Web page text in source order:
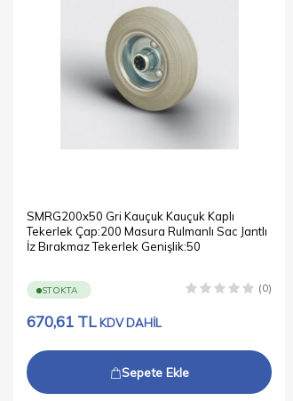
SMRG200x50 Gri Kauçuk Kauçuk Kaplı
Tekerlek Çap:200 Masura Rulmanlı Sac Jantlı
İz Bırakmaz Tekerlek Genişlik:50
STOKTA (0)
670,61 TL KDV DAHİL
Sepete Ekle